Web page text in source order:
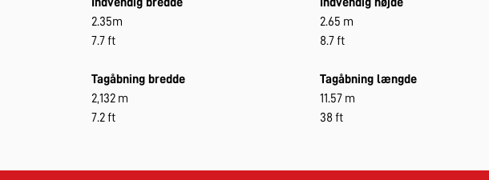
2.35m
7.7 ft
2.65 m
8.7 ft
Tagåbning bredde
2,132 m
7.2 ft
Tagåbning længde
11.57 m
38 ft